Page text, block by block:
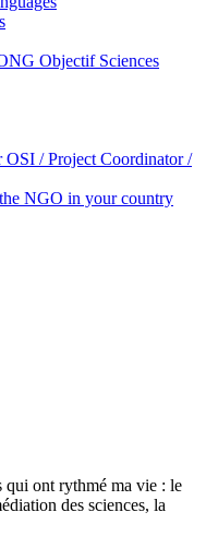
Objectif Sciences
OSI / Project Coordinator /
NGO in your country
qui ont rythmé ma vie : le
des sciences, la